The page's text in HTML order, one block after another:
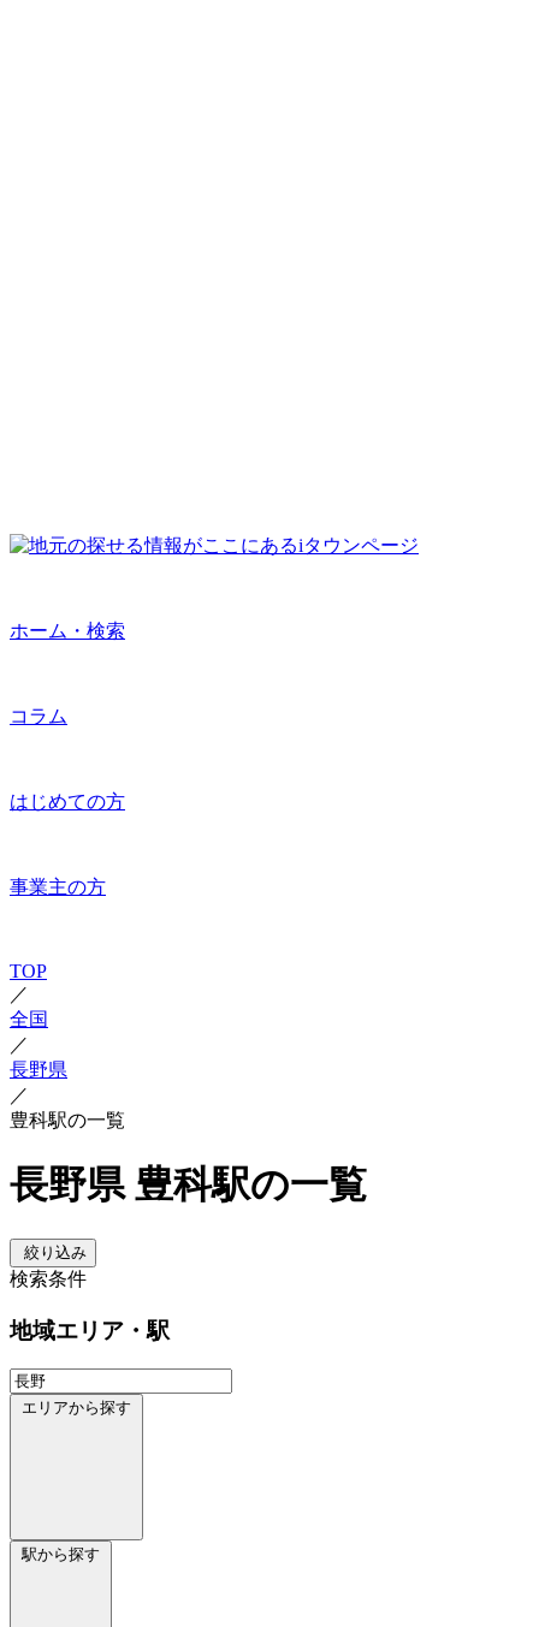
ホーム・検索
コラム
はじめての方
事業主の方
TOP
／
全国
／
長野県
／
豊科駅の一覧
長野県 豊科駅の一覧
絞り込み
検索条件
地域エリア・駅
エリアから探す
駅から探す